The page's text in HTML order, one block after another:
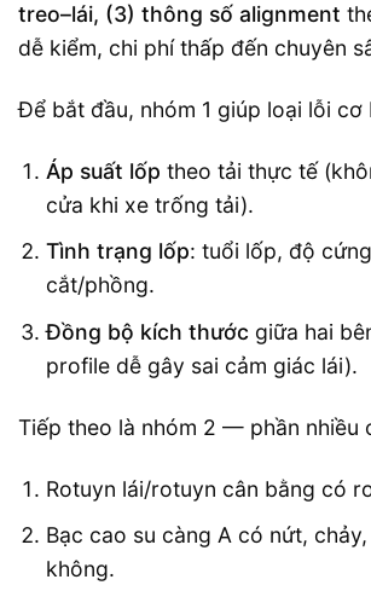
treo–lái, (3) thông số alignment
dễ kiểm, chi phí thấp đến chuyên
Để bắt đầu, nhóm 1 giúp loại lỗi cơ
Áp suất lốp theo tải thực tế
cửa khi xe trống tải).
Tình trạng lốp: tuổi lốp, độ
cắt/phồng.
Đồng bộ kích thước giữa hai
profile dễ gây sai cảm giác lái).
Tiếp theo là nhóm 2 — phần nhiều
Rotuyn lái/rotuyn cân bằng có
Bạc cao su càng A có nứt,
không.